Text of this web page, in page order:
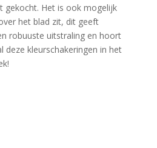
gekocht. Het is ook mogelijk
het blad zit, dit geeft
robuuste uitstraling en hoort
deze kleurschakeringen in het